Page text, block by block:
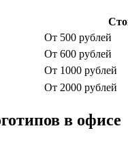
От 500 рублей
От 600 рублей
От 1000 рублей
От 2000 рублей
в офисе